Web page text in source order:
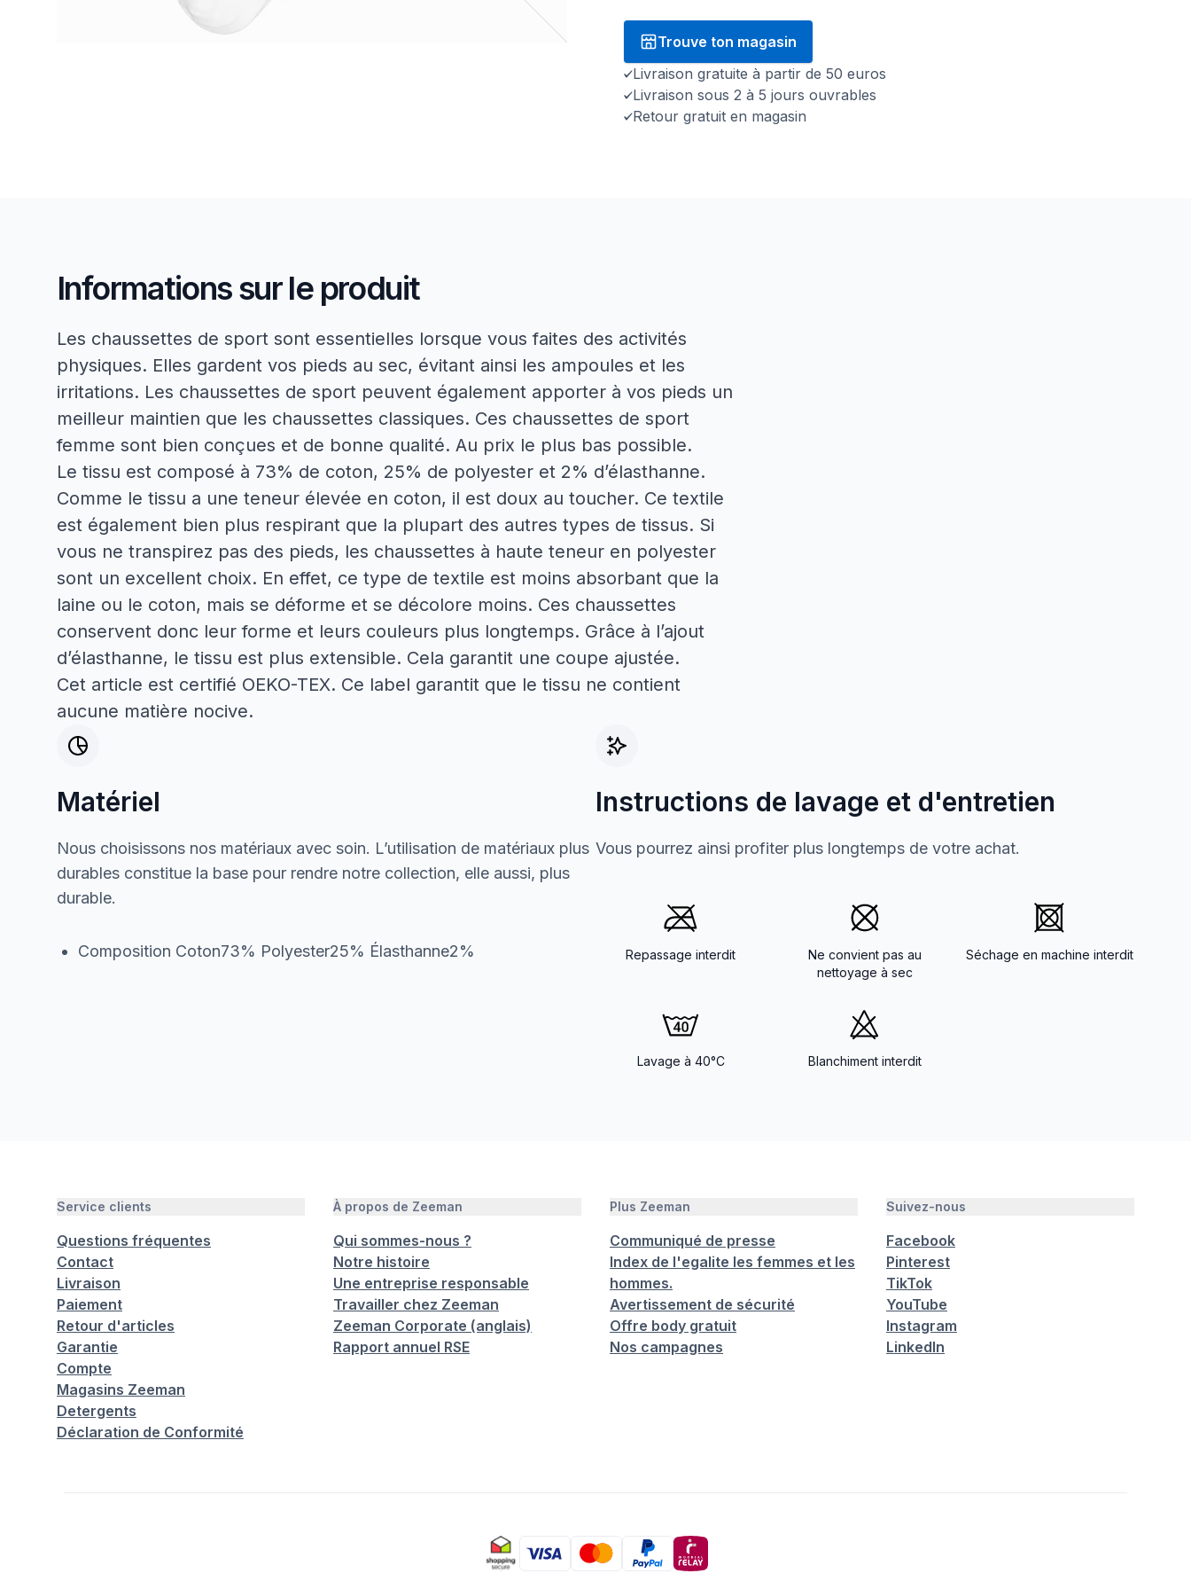
Trouve ton magasin
Livraison gratuite à partir de 50 euros
Livraison sous 2 à 5 jours ouvrables
Retour gratuit en magasin
Informations sur le produit
Les chaussettes de sport sont essentielles lorsque vous faites des activités
physiques. Elles gardent vos pieds au sec, évitant ainsi les ampoules et les
irritations. Les chaussettes de sport peuvent également apporter à vos pieds un
meilleur maintien que les chaussettes classiques. Ces chaussettes de sport
femme sont bien conçues et de bonne qualité. Au prix le plus bas possible.
Le tissu est composé à 73% de coton, 25% de polyester et 2% d’élasthanne.
Comme le tissu a une teneur élevée en coton, il est doux au toucher. Ce textile
est également bien plus respirant que la plupart des autres types de tissus. Si
vous ne transpirez pas des pieds, les chaussettes à haute teneur en polyester
sont un excellent choix. En effet, ce type de textile est moins absorbant que la
laine ou le coton, mais se déforme et se décolore moins. Ces chaussettes
conservent donc leur forme et leurs couleurs plus longtemps. Grâce à l’ajout
d’élasthanne, le tissu est plus extensible. Cela garantit une coupe ajustée.
Cet article est certifié OEKO-TEX. Ce label garantit que le tissu ne contient
aucune matière nocive.
Matériel
Nous choisissons nos matériaux avec soin. L’utilisation de matériaux plus
durables constitue la base pour rendre notre collection, elle aussi, plus
durable.
Composition Coton73% Polyester25% Élasthanne2%
Instructions de lavage et d'entretien
Vous pourrez ainsi profiter plus longtemps de votre achat.
Repassage interdit
Ne convient pas au
nettoyage à sec
Séchage en machine interdit
Lavage à 40°C Blanchiment interdit
Service clients
Questions fréquentes
Contact
Livraison
Paiement
Retour d'articles
Garantie
Compte
Magasins Zeeman
Detergents
Déclaration de Conformité
À propos de Zeeman
Qui sommes-nous ?
Notre histoire
Une entreprise responsable
Travailler chez Zeeman
Zeeman Corporate (anglais)
Rapport annuel RSE
Plus Zeeman
Communiqué de presse
Index de l'egalite les femmes et les
hommes.
Avertissement de sécurité
Offre body gratuit
Nos campagnes
Suivez-nous
Facebook
Pinterest
TikTok
YouTube
Instagram
LinkedIn